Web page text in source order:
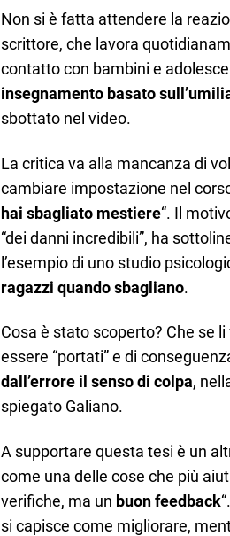
Non si è fatta attendere la
scrittore, che lavora
contatto con bambini e
insegnamento basato
sbottato nel video.
La critica va alla mancanza di
cambiare impostazione nel
hai sbagliato mestiere“. Il
“dei danni incredibili”, ha
l’esempio di uno studio
ragazzi quando sbagliano.
Cosa è stato scoperto? Che se
essere “portati” e di
dall’errore il senso di colpa,
spiegato Galiano.
A supportare questa tesi è un
come una delle cose che più
verifiche, ma un buon feedback
si capisce come migliorare,